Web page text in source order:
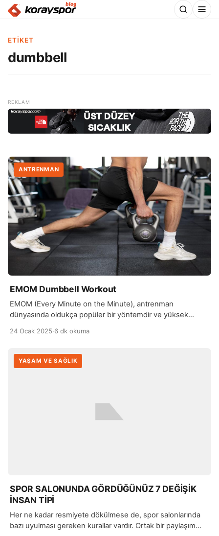
ETIKET
dumbbell
ANTRENMAN
EMOM Dumbbell Workout
EMOM (Every Minute on the Minute), antrenman
dünyasında oldukça popüler bir yöntemdir ve yüksek
Bu tarz antrenmanlarda, belirli bir hareketi her dakika
dinlenmeye ayırırsınız. EMOM Dumbbell Workout, bu
prensibi, dumbbell (halter) kullanarak vücut geliştirme ve
24 Ocak 2025·6 dk okuma
YAŞAM VE SAĞLIK
SPOR SALONUNDA GÖRDÜĞÜNÜZ 7 DEĞİŞİK
İNSAN TİPİ
Her ne kadar resmiyete dökülmese de, spor salonlarında
bazı uyulması gereken kurallar vardır. Ortak bir paylaşım